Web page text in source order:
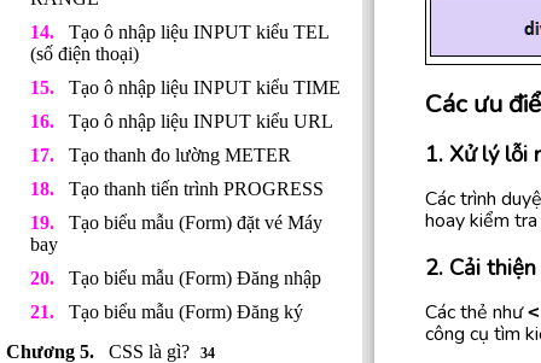
Tạo ô nhập liệu INPUT kiểu TEL
(số điện thoại)
Tạo ô nhập liệu INPUT kiểu TIME
Tạo ô nhập liệu INPUT kiểu URL
Tạo thanh đo lường METER
Tạo thanh tiến trình PROGRESS
Tạo biểu mẫu (Form) đặt vé Máy
bay
Tạo biểu mẫu (Form) Đăng nhập
Tạo biểu mẫu (Form) Đăng ký
CSS là gì?
34
Các ưu
1. Xử lý lỗi
Các trình
hoay kiểm
2. Cải
Các thẻ như
công cụ tìm